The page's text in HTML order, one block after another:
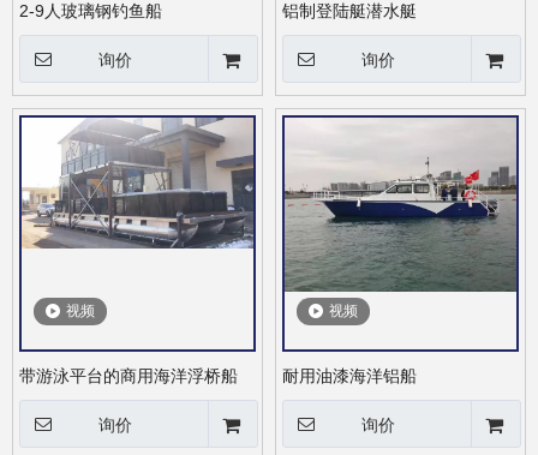
2-9人玻璃钢钓鱼船
询价
铝制登陆艇潜水艇
询价
视频
带游泳平台的商用海洋浮桥船
询价
视频
耐用油漆海洋铝船
询价